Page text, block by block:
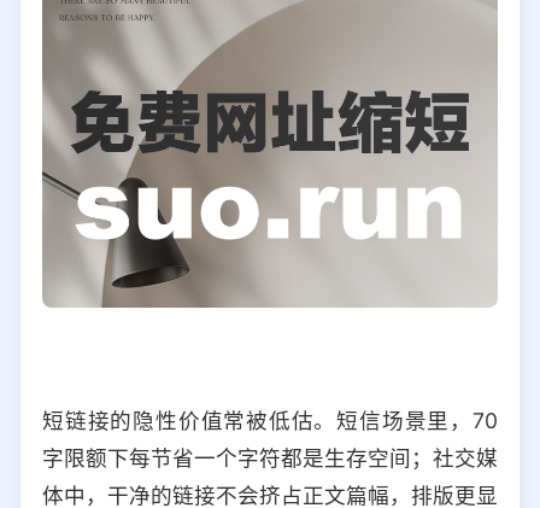
短链接的隐性价值常被低估。短信场景里，70
字限额下每节省一个字符都是生存空间；社交媒
体中，干净的链接不会挤占正文篇幅，排版更显